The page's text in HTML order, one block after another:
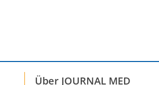
Über JOURNAL MED